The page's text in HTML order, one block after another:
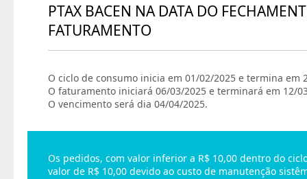
PTAX BACEN NA DATA DO
FATURAMENTO
O ciclo de consumo inicia em 01/02/2025 e termina em
O faturamento iniciará 06/03/2025 e terminará em 12/
O vencimento será dia 04/04/2025.
Os pedidos, com valor inferior a R$ 10,00 dentro do
valor de R$ 10,00 devido ao custo de manutenção